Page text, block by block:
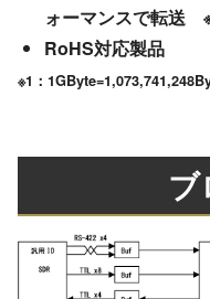
ォーマンスで転送
RoHS対応製品
※1：